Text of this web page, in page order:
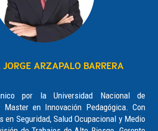
JORGE ARZAPALO BARRERA
por la Universidad Nacional de
Master en Innovación Pedagógica. Con
en Seguridad, Salud Ocupacional y Medio